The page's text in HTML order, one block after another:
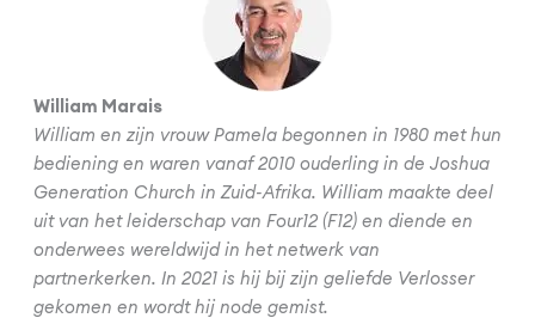
William Marais
William en zijn vrouw Pamela begonnen in 1980 met hun
bediening en waren vanaf 2010 ouderling in de Joshua
Generation Church in Zuid-Afrika. William maakte deel
uit van het leiderschap van Four12 (F12) en diende en
onderwees wereldwijd in het netwerk van
partnerkerken. In 2021 is hij bij zijn geliefde Verlosser
gekomen en wordt hij node gemist.